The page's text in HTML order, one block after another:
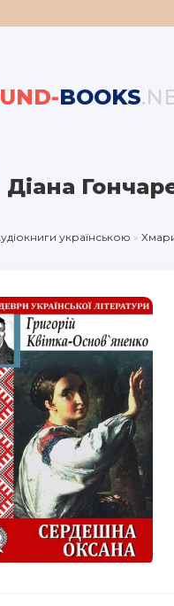
BOOKS
Діана
українською »